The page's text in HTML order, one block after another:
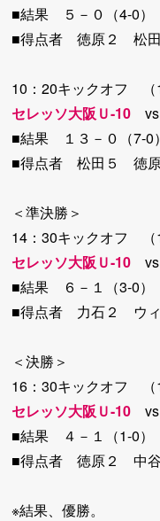
■結果 ５－０（4-0）
■得点者 徳原２ 松
10：20キックオフ （
セレッソ大阪Ｕ-10
■結果 １３－０（7-0）
■得点者 松田５ 徳
＜準決勝＞
14：30キックオフ （
セレッソ大阪Ｕ-10
■結果 ６－１（3-0）
■得点者 力石２ ウ
＜決勝＞
16：30キックオフ （
セレッソ大阪Ｕ-10
■結果 ４－１（1-0）
■得点者 徳原２ 中
※結果、優勝。